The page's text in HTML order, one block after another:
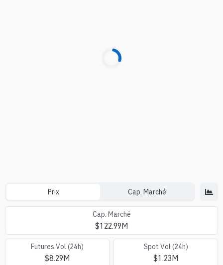
Prix Cap. Marché
Cap. Marché
$122.99M
Futures Vol (24h)
$8.29M
Spot Vol (24h)
$1.23M